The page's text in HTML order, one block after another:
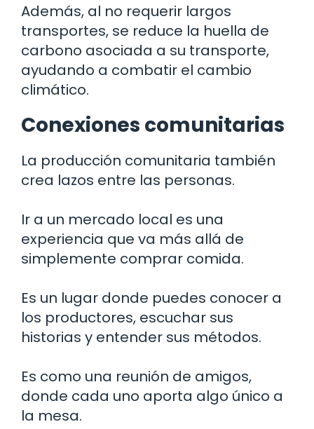
Además, al no requerir largos
transportes, se reduce la huella de
carbono asociada a su transporte,
ayudando a combatir el cambio
climático.
Conexiones comunitarias
La producción comunitaria también
crea lazos entre las personas.
Ir a un mercado local es una
experiencia que va más allá de
simplemente comprar comida.
Es un lugar donde puedes conocer a
los productores, escuchar sus
historias y entender sus métodos.
Es como una reunión de amigos,
donde cada uno aporta algo único a
la mesa.